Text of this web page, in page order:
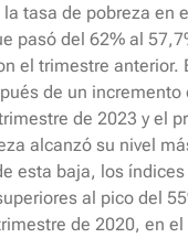
tasa de pobreza en
pasó del 62% al
el trimestre anterior.
de un incremento
de 2023 y el
alcanzó su nivel
esta baja, los
al pico del
de 2020, en